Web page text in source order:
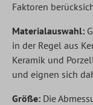
Faktoren
Materialauswahl:
in der Regel aus
Keramik und
und eignen sich
Größe: Die